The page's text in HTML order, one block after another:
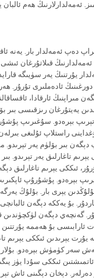
ئەمەلدارلارنىڭ ھەم ئالبان
دەپ ئەمەلدار بار. يەنە
قىلاتۇرغان ئىشى
يۇرتنىڭ يەر سۈيىگە
ئادەملىرى تۇرۇر. ھەر
ئارقادا،
يەيتۇرغان رىزقىسى بىر
تېرىپ بېرەدو. سۇغىرىپ
راستلاپ ئۇلىغى
بىر بۆلۈم يەر تېرىدو.
تاغارلىق يەر تېرىدو. بىر
ئىككى يېرىم تاغارلىق
بېرەدو. پۇشۇرۇپ
يېرى بار. بۇلۇڭ
بۇ يەككە دېگەن
گەنچەي دېگەن لۈكچۈندىن
ئارابىسى بۇ ھەممە يۇرتتىن
يۇرت يېرىدىن ئىككى يېرىم
بەش سەر كۈمۈش بېرەدو.
ئىككى سۇدا يۈز
دېخان دېگىنى ئاش